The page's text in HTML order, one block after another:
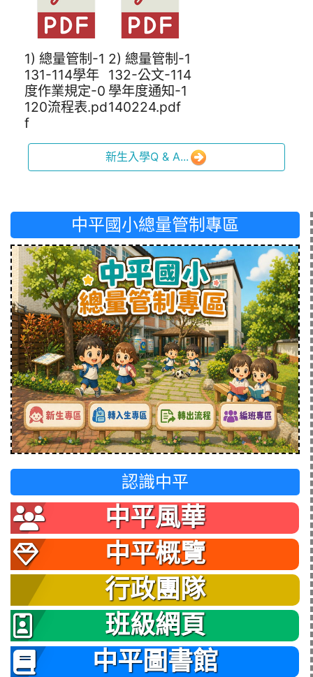
1) 總量管制-1
131-114學年
度作業規定-0
120流程表.pd
f
2) 總量管制-1
132-公文-114
學年度通知-1
140224.pdf
新生入學Q & A...
中平國小總量管制專區
認識中平
中平風華
中平概覽
行政團隊
班級網頁
中平圖書館